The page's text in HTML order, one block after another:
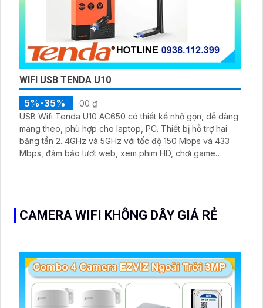
WIFI USB TENDA U10
5%-35%
00 ₫
USB Wifi Tenda U10 AC650 có thiết kế nhỏ gọn, dễ dàng
mang theo, phù hợp cho laptop, PC. Thiết bị hỗ trợ hai
băng tần 2. 4GHz và 5GHz với tốc độ 150 Mbps và 433
Mbps, đảm bảo lướt web, xem phim HD, chơi game
CAMERA WIFI KHÔNG DÂY GIÁ RẺ